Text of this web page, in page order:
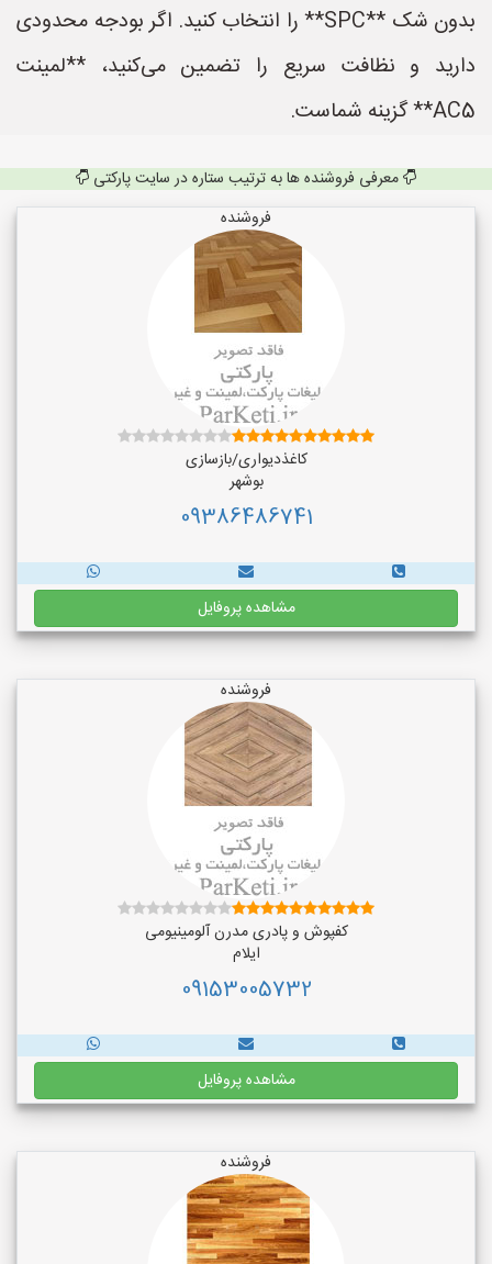
بدون شک **SPC** را انتخاب کنید. اگر بودجه محدودی
دارید و نظافت سریع را تضمین می‌کنید، **لمینت
AC5** گزینه شماست.
معرفی فروشنده ها به ترتیب ستاره در سایت پارکتی
فروشنده
کاغذدیواری/بازسازی
بوشهر
09386486741
مشاهده پروفایل
فروشنده
کفپوش و پادری مدرن آلومینیومی
ایلام
09153005732
مشاهده پروفایل
فروشنده